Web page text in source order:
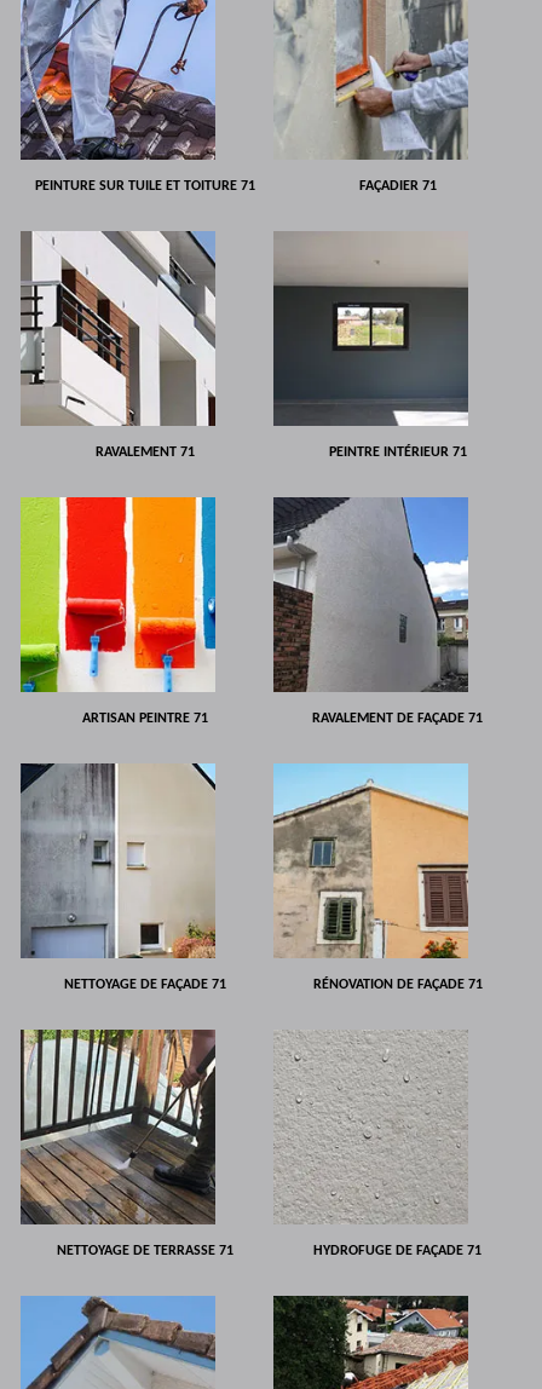
PEINTURE SUR TUILE ET TOITURE 71 FAÇADIER 71
RAVALEMENT 71 PEINTRE INTÉRIEUR 71
ARTISAN PEINTRE 71 RAVALEMENT DE FAÇADE 71
NETTOYAGE DE FAÇADE 71 RÉNOVATION DE FAÇADE 71
NETTOYAGE DE TERRASSE 71 HYDROFUGE DE FAÇADE 71